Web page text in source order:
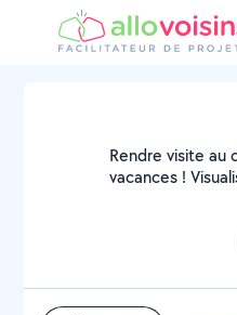
Rendre visite au
vacances !